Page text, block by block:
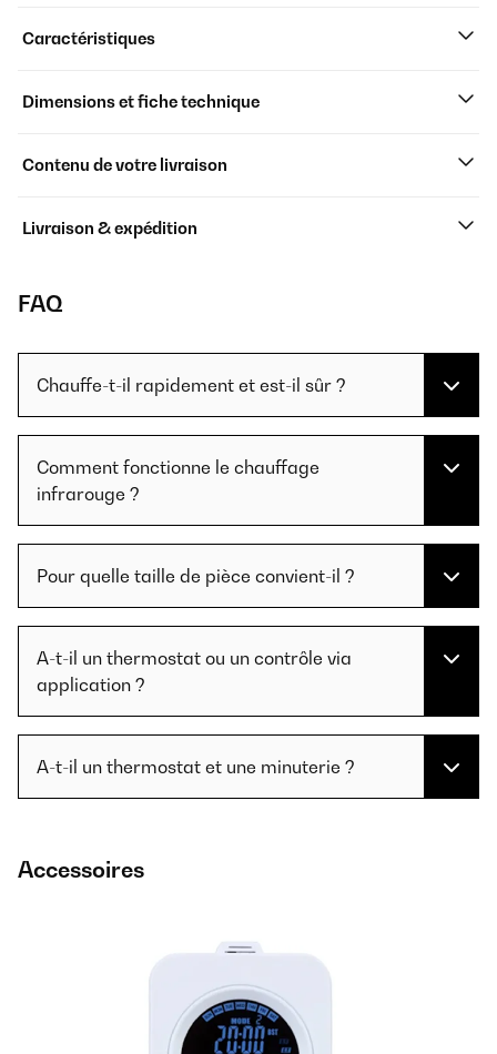
Caractéristiques
Dimensions et fiche technique
Contenu de votre livraison
Livraison & expédition
FAQ
Chauffe-t-il rapidement et est-il sûr ?
Comment fonctionne le chauffage
infrarouge ?
Pour quelle taille de pièce convient-il ?
A-t-il un thermostat ou un contrôle via
application ?
A-t-il un thermostat et une minuterie ?
Accessoires